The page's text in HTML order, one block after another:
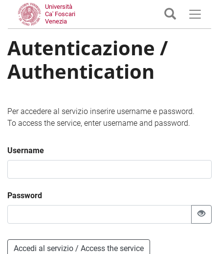
Università
Ca' Foscari
Venezia
Autenticazione /
Authentication
Per accedere al servizio inserire username e password.
To access the service, enter username and password.
Username
Password
Accedi al servizio / Access the service